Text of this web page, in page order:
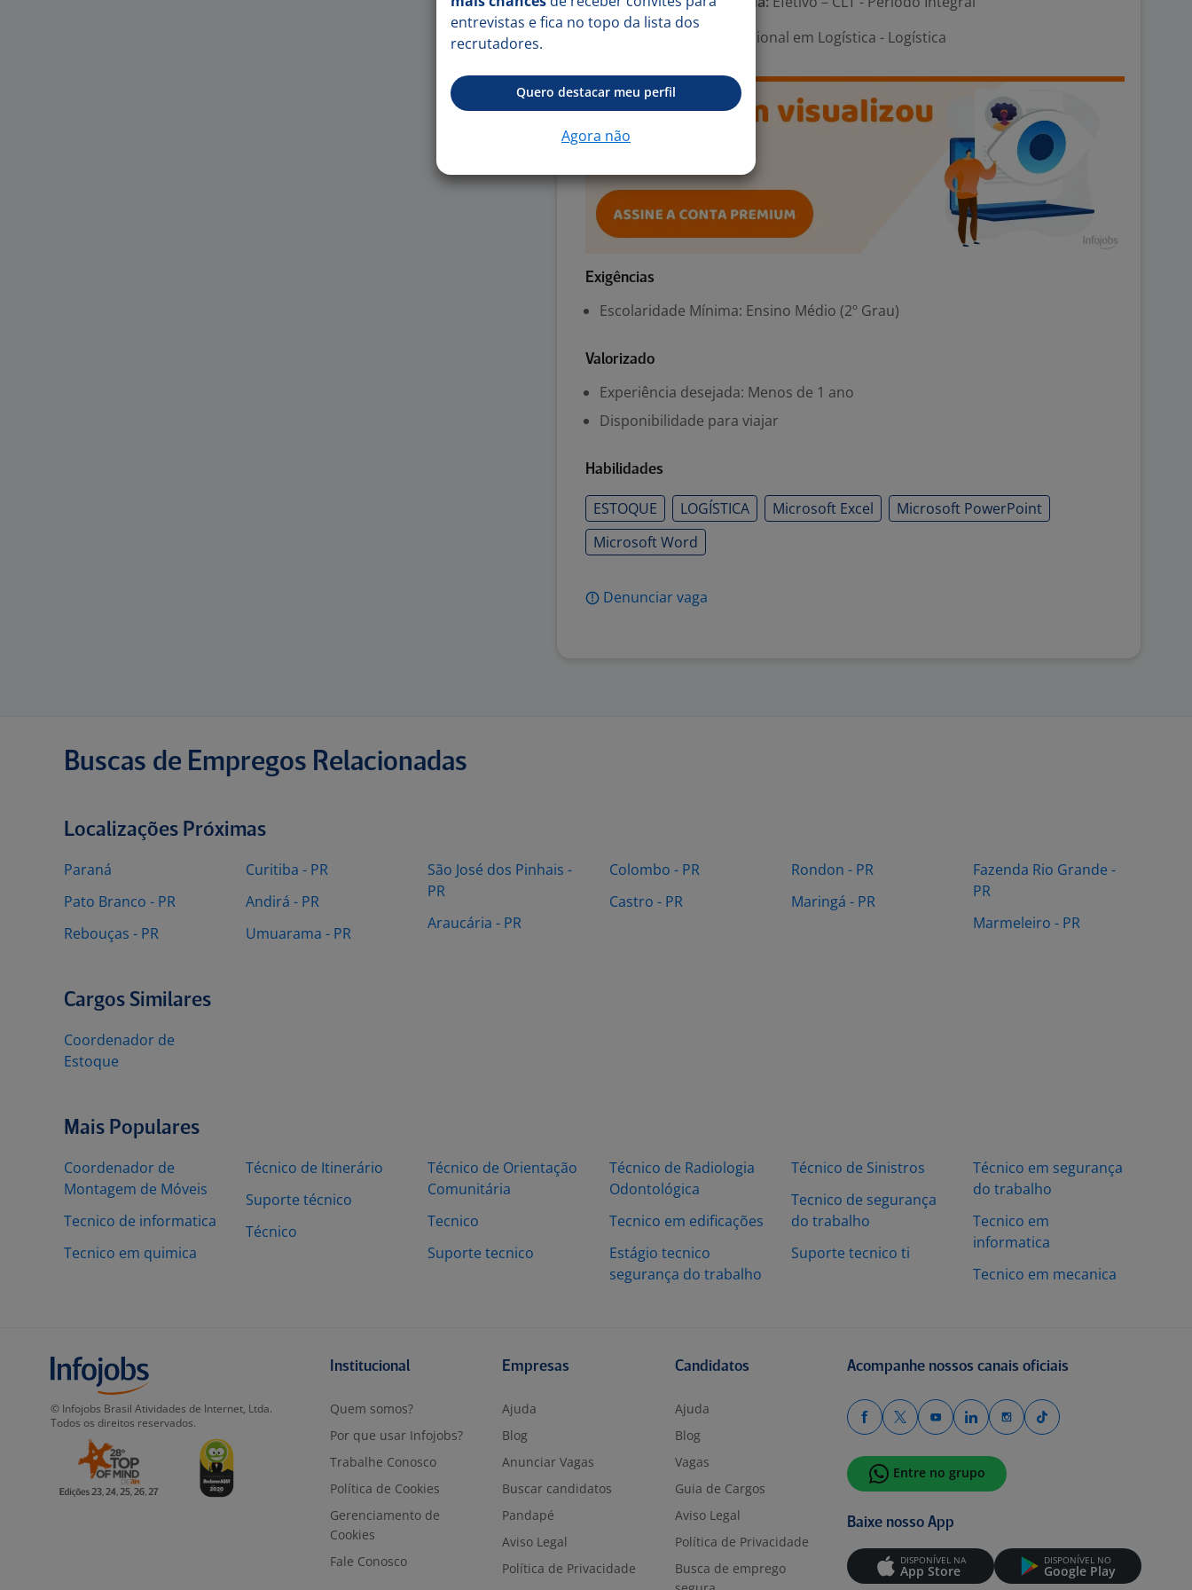
Área Profissional:
Operacional em Logística - Logística
Exigências
Escolaridade Mínima: Ensino Médio (2º Grau)
Valorizado
Experiência desejada: Menos de 1 ano
Disponibilidade para viajar
Habilidades
ESTOQUE LOGÍSTICA Microsoft Excel
Microsoft PowerPoint
Microsoft Word
Denunciar vaga
Buscas de Empregos Relacionadas
Localizações Próximas
Paraná
Pato Branco - PR
Rebouças - PR
Curitiba - PR
Andirá - PR
Umuarama - PR
São José dos Pinhais -
PR
Araucária - PR
Colombo - PR
Castro - PR
Rondon - PR
Maringá - PR
Fazenda Rio Grande -
PR
Marmeleiro - PR
Cargos Similares
Coordenador de
Estoque
Mais Populares
Coordenador de
Montagem de Móveis
Tecnico de informatica
Tecnico em quimica
Técnico de Itinerário
Suporte técnico
Técnico
Técnico de Orientação
Comunitária
Tecnico
Suporte tecnico
Técnico de Radiologia
Odontológica
Tecnico em edificações
Estágio tecnico
segurança do trabalho
Técnico de Sinistros
Tecnico de segurança
do trabalho
Suporte tecnico ti
Técnico em segurança
do trabalho
Tecnico em
informatica
Tecnico em mecanica
entrevistas e fica no topo da lista dos
recrutadores.
Quero destacar meu perfil
Agora não
© Infojobs Brasil Atividades de Internet, Ltda.
Todos os direitos reservados.
Institucional
Quem somos?
Por que usar Infojobs?
Trabalhe Conosco
Política de Cookies
Gerenciamento de
Cookies
Fale Conosco
Empresas
Ajuda
Blog
Anunciar Vagas
Buscar candidatos
Pandapé
Aviso Legal
Política de Privacidade
Candidatos
Ajuda
Blog
Vagas
Guia de Cargos
Aviso Legal
Política de Privacidade
Busca de emprego
Acompanhe nossos canais oficiais
Entre no grupo
Baixe nosso App
DISPONÍVEL NA
App Store
DISPONÍVEL NO
Google Play